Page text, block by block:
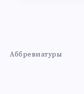
Аббревиатуры